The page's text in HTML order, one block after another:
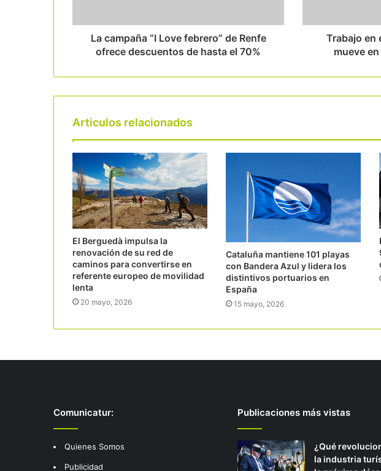
La campaña “I Love febrero” de Renfe
ofrece descuentos de hasta el 70%
Trabajo en
mueve
Articulos relacionados
El Berguedà impulsa la
renovación de su red de
caminos para convertirse en
referente europeo de movilidad
lenta
20 mayo, 2026
Cataluña mantiene 101 playas
con Bandera Azul y lidera los
distintivos portuarios en
España
15 mayo, 2026
Comunicatur:
Quienes Somos
Publicidad
Publicaciones más vistas
¿Qué
la industria